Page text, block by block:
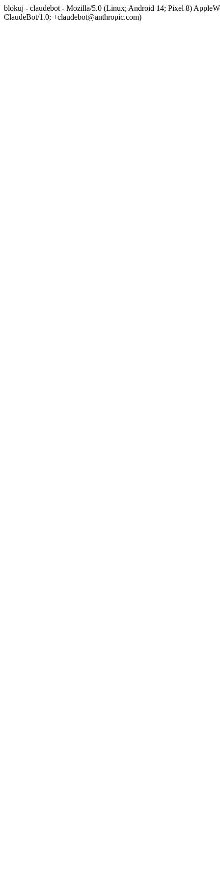
blokuj - claudebot - Mozilla/5.0 (Linux; Android 14; Pixel 8)
ClaudeBot/1.0; +claudebot@anthropic.com)